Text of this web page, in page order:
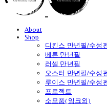
About
Shop
디킨스 만년필/수성
베른 만년필
러셀 만년필
오스터 만년필/수성
루이스 만년필/수성
프로젝트
소모품(잉크외)